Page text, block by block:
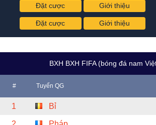
Đặt cược Giới thiệu
Đặt cược Giới thiệu
BXH BXH FIFA (bóng đá nam
# Tuyển QG
1 Bỉ